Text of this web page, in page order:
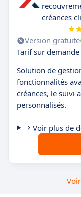
créances
Version gratuite
Tarif sur demande
Solution de
fonctionnalités
créances, le suivi
personnalisés.
Voir plus de